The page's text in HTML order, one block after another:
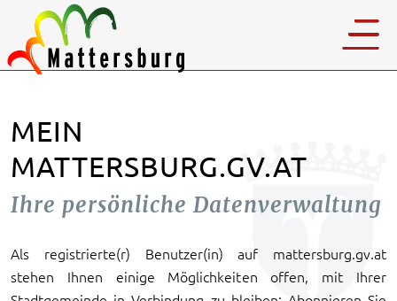
MEIN
MATTERSBURG.GV.AT
Ihre persönliche Datenverwaltung
Als registrierte(r) Benutzer(in) auf mattersburg.gv.at
stehen Ihnen einige Möglichkeiten offen, mit Ihrer